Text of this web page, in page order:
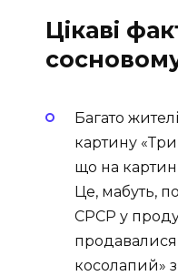
Цікаві
сосновому
Багато
картину
що на
Це, мабуть,
СРСР у
косолапий»